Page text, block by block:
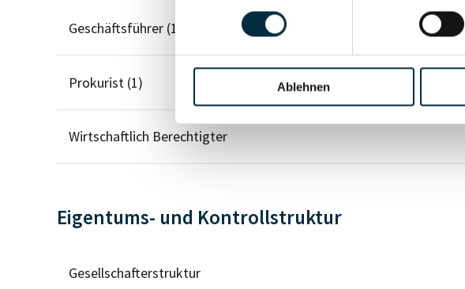
Ablehnen
Geschäftsführer (1)
Prokurist (1)
Wirtschaftlich Berechtigter
Eigentums- und Kontrollstruktur
Gesellschafterstruktur